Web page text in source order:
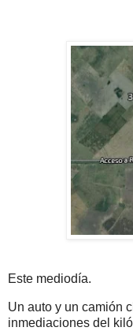
Este mediodía.
Un auto y un camión
inmediaciones del